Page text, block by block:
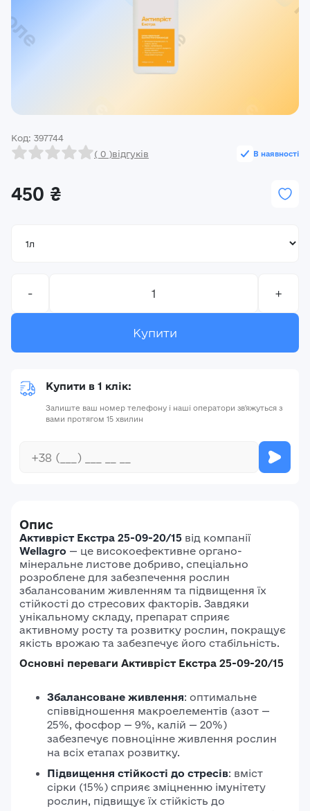
Реєстрація
Ми на зв’язку
(096) 556 55 56
Код: 397744
В наявності
( 0 )відгуків
450 ₴
- +
Купити
Купити в 1 клік:
Залиште ваш номер телефону і наші оператори зв'яжуться з
вами протягом 15 хвилин
Опис
Активріст Екстра 25-09-20/15 від компанії
Wellagro — це високоефективне органо-
мінеральне листове добриво, спеціально
розроблене для забезпечення рослин
збалансованим живленням та підвищення їх
стійкості до стресових факторів. Завдяки
унікальному складу, препарат сприяє
активному росту та розвитку рослин, покращує
якість врожаю та забезпечує його стабільність.​
Основні переваги Активріст Екстра 25-09-20/15
Збалансоване живлення: оптимальне
співвідношення макроелементів (азот —
25%, фосфор — 9%, калій — 20%)
забезпечує повноцінне живлення рослин
на всіх етапах розвитку.​
Підвищення стійкості до стресів: вміст
сірки (15%) сприяє зміцненню імунітету
рослин, підвищує їх стійкість до